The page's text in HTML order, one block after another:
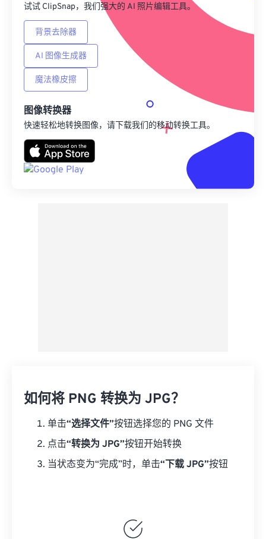
试试 ClipSnap，我们强大的 AI 照片编辑工具。
背景去除器
AI 图像生成器
魔法橡皮擦
图像转换器
快速轻松地转换图像，请下载我们的移动转换工具。
如何将 PNG 转换为 JPG？
单击“选择文件”按钮选择您的 PNG 文件
点击“转换为 JPG”按钮开始转换
当状态变为“完成”时，单击“下载 JPG”按钮